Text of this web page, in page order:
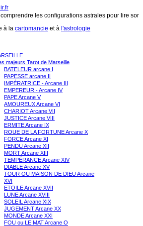
les configurations astrales pour lire
à la cartomancie et à l'astrologie
majeurs Tarot de Marseille
BATELEUR arcane I
PAPESSE arcane II
IMPÉRATRICE - Arcane III
EMPEREUR - Arcane IV
PAPE Arcane V
AMOUREUX Arcane VI
CHARIOT Arcane VII
JUSTICE Arcane VIII
ERMITE Arcane IX
ROUE DE LA FORTUNE Arcane X
FORCE Arcane XI
PENDU Arcane XII
MORT Arcane XIII
TEMPÉRANCE Arcane XIV
DIABLE Arcane XV
TOUR OU MAISON DE DIEU Arcane
XVI
ETOILE Arcane XVII
LUNE Arcane XVIII
SOLEIL Arcane XIX
JUGEMENT Arcane XX
MONDE Arcane XXI
FOU ou LE MAT Arcane O